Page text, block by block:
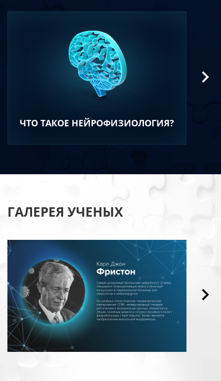
ЧТО ТАКОЕ НЕЙРОФИЗИОЛОГИЯ?
ГАЛЕРЕЯ УЧЕНЫХ